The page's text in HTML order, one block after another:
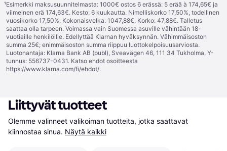
¹Esimerkki maksusuunnitelmasta: 1000€ ostos 6 erässä: 5 erää à 174,65€ ja
viimeinen erä 174,63€. Kesto: 6 kuukautta. Nimelliskorko 17,50%, todellinen
vuosikorko 17,50%. Kokonaisvelka: 1047,88€. Korko: 47,88€. Talletus
saattaa olla tarpeen. Voimassa vain Suomessa asuville vähintään 18-
vuotiaille henkilöille. Edellyttää Klarnan hyväksynnän. Vähimmäisoston
summa 25€; enimmäisoston summa riippuu luottokelpoisuusarviosta.
Luotonantaja: Klarna Bank AB (publ), Sveavägen 46, 111 34 Tukholma, Y-
tunnus: 556737-0431. Katso ehdot osoitteesta
https://www.klarna.com/fi/ehdot/.
Liittyvät tuotteet
Olemme valinneet valikoiman tuotteita, jotka saattavat
kiinnostaa sinua. Näytä kaikki